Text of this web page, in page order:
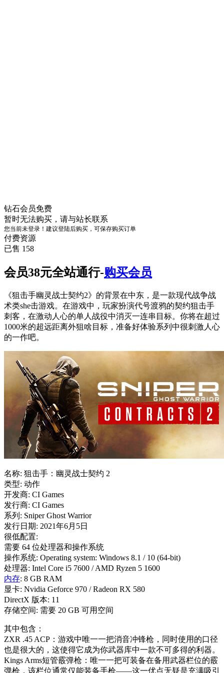
钻石会员免费
暂时无法购买，请与站长联系
您当前未登录！建议登陆后购买，可保存购买订单
付费资源
已售 158
会员38元全站通行-购买会员
《狙击手幽灵战士契约2》的背景在中东，是一款现代战争战
术类she击游戏。在游戏中，玩家扮演代号渡鸦的契约狙击手
刺客，在激动人心的单人战役中消灭一连串目标。你将在超过
1000米的超远距离外狙啥目标，准备好体验系列中很刺激人心
的一作吧。
名称: 狙击手：幽灵战士契约 2
类型: 动作
开发商: CI Games
发行商: CI Games
系列: Sniper Ghost Warrior
发行日期: 2021年6月5日
很低配置:
需要 64 位处理器和操作系统
操作系统: Operating system: Windows 8.1 / 10 (64-bit)
处理器: Intel Core i5 7600 / AMD Ryzen 5 1600
内存: 8 GB RAM
显卡: Nvidia Geforce 970 / Radeon RX 580
DirectX 版本: 11
存储空间: 需要 20 GB 可用空间
其中包含：
ZXR .45 ACP：游戏中唯一一把消音冲锋枪，同时使用的口径
也是很大的，这使得它成为你武器库中一款不可多得的利器。
Kings Arms短管霰弹枪：唯一一把可装备在备用武器栏位的霰
弹枪，该栏位通常仅能装备手枪——这一优点无疑是充满吸引